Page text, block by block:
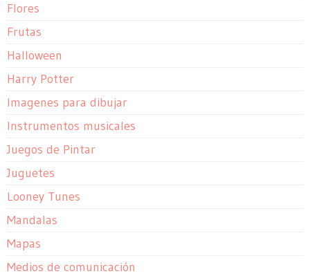
Flores
Frutas
Halloween
Harry Potter
Imagenes para dibujar
Instrumentos musicales
Juegos de Pintar
Juguetes
Looney Tunes
Mandalas
Mapas
Medios de comunicación